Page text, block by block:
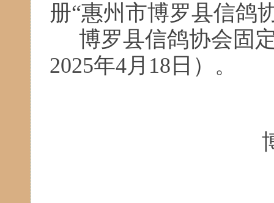
册“惠州市博罗县信鸽
博罗县信鸽协会固
2025年4月 18 日）。